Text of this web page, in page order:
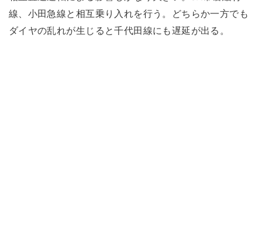
線、小田急線と相互乗り入れを行う。どちらか一方でも
ダイヤの乱れが生じると千代田線にも遅延が出る。